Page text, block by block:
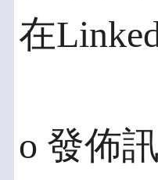
在
o 發佈